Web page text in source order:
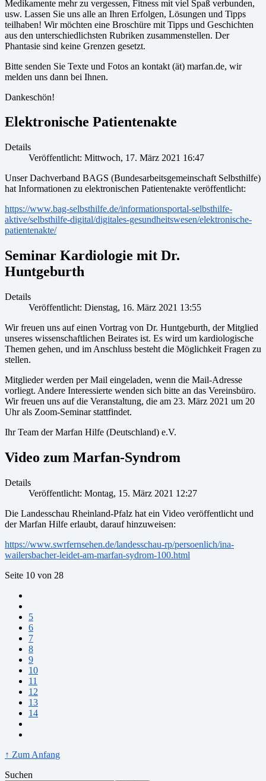
Medikamente mehr zu vergessen, Fitness mit viel Spaß verbunden,
usw. Lassen Sie uns alle an Ihren Erfolgen, Lösungen und Tipps
teilhaben! Wir möchten eine Broschüre mit Tipps und Geschichten
aus den unterschiedlichsten Rubriken zusammenstellen. Der
Phantasie sind keine Grenzen gesetzt.
Bitte senden Sie Texte und Fotos an kontakt (ät) marfan.de, wir
melden uns dann bei Ihnen.
Dankeschön!
Elektronische Patientenakte
Details
Veröffentlicht: Mittwoch, 17. März 2021 16:47
Unser Dachverband BAGS (Bundesarbeitsgemeinschaft Selbsthilfe)
hat Informationen zu elektronischen Patientenakte veröffentlicht:
https://www.bag-selbsthilfe.de/informationsportal-selbsthilfe-
aktive/selbsthilfe-digital/digitales-gesundheitswesen/elektronische-
patientenakte/
Seminar Kardiologie mit Dr.
Huntgeburth
Details
Veröffentlicht: Dienstag, 16. März 2021 13:55
Wir freuen uns auf einen Vortrag von Dr. Huntgeburth, der Mitglied
unseres wissenschaftlichen Beirates ist. Es wird um kardiologische
Themen gehen, und im Anschluss besteht die Möglichkeit Fragen zu
stellen.
Mitglieder werden per Mail eingeladen, wenn die Mail-Adresse
vorliegt. Andere Interessierte wenden sich bitte an das Vereinsbüro.
Wir freuen uns auf die Veranstaltung, die am 23. März 2021 um 20
Uhr als Zoom-Seminar stattfindet.
Ihr Team der Marfan Hilfe (Deutschland) e.V.
Video zum Marfan-Syndrom
Details
Veröffentlicht: Montag, 15. März 2021 12:27
Die Landesschau Rheinland-Pfalz hat ein Video veröffentlicht und
der Marfan Hilfe erlaubt, darauf hinzuweisen:
https://www.swrfernsehen.de/landesschau-rp/persoenlich/ina-
wailersbacher-leidet-am-marfan-sydrom-100.html
Seite 10 von 28
5
6
7
8
9
10
11
12
13
14
↑ Zum Anfang
Suchen